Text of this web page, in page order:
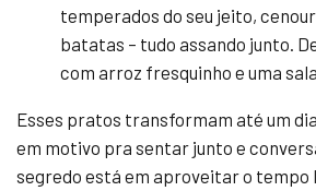
temperados do seu jeito,
batatas – tudo assando junto.
com arroz fresquinho e uma
Esses pratos transformam até um
em motivo pra sentar junto e
segredo está em aproveitar o tempo